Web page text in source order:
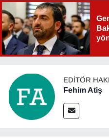
EDITÖR
Fehim Atiş